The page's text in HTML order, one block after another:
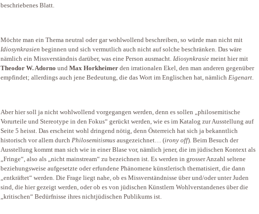
beschriebenes Blatt.
Möchte man ein Thema neutral oder gar wohlwollend beschreiben, so würde man nicht mit
Idiosynkrasien beginnen und sich vermutlich auch nicht auf solche beschränken. Das wäre
nämlich ein Missverständnis darüber, was eine Person ausmacht. Idiosynkrasie meint hier mit
Theodor W. Adorno und Max Horkheimer den irrationalen Ekel, den man anderen gegenüber
empfindet; allerdings auch jene Bedeutung, die das Wort im Englischen hat, nämlich Eigenart.
Aber hier soll ja nicht wohlwollend vorgegangen werden, denn es sollen „philosemitische
Vorurteile und Stereotype in den Fokus“ gerückt werden, wie es im Katalog zur Ausstellung auf
Seite 5 heisst. Das erscheint wohl dringend nötig, denn Österreich hat sich ja bekanntlich
historisch vor allem durch Philosemitismus ausgezeichnet… (irony off). Beim Besuch der
Ausstellung kommt man sich wie in einer Blase vor, nämlich jener, die im jüdischen Kontext als
„Fringe“, also als „nicht mainstream“ zu bezeichnen ist. Es werden in grosser Anzahl seltene
beziehungsweise aufgesetzte oder erfundene Phänomene künstlerisch thematisiert, die dann
„entkräftet“ werden. Die Frage liegt nahe, ob es Missverständnisse über und/oder unter Juden
sind, die hier gezeigt werden, oder ob es von jüdischen Künstlern Wohlverstandenes über die
„kritischen“ Bedürfnisse ihres nichtjüdischen Publikums ist.